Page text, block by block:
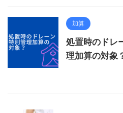
加算
処置時のドレ
理加算の対象